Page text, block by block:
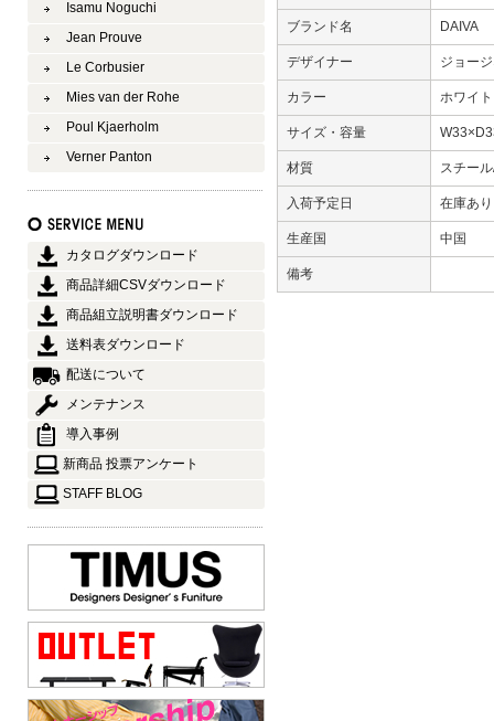
ブランド名 DAIVA
デザイナー ジョー
カラー ホワイ
サイズ・容量
材質 スチー
入荷予定日 在庫あ
生産国 中国
備考
Isamu Noguchi
Jean Prouve
Le Corbusier
Mies van der Rohe
Poul Kjaerholm
Verner Panton
カタログダウンロード
商品詳細CSVダウンロード
商品組立説明書ダウンロード
送料表ダウンロード
配送について
メンテナンス
導入事例
新商品 投票アンケート
STAFF BLOG